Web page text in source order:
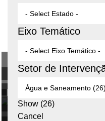
Saneamento
16
Saneamento
assentamento
Restituir a
de água no
Resposta de
afetadas pelo
Resposta de
Eixo Temático
Setor de
Show (26)
Cancel